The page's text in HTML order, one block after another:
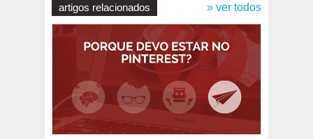
artigos relacionados » ver todos